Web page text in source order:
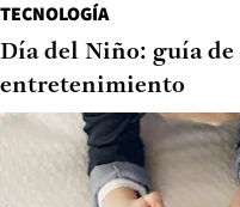
TECNOLOGÍA
Día del Niño: guía
entretenimiento